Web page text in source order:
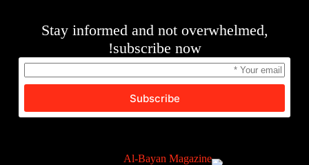
Stay informed and not overwhelmed,
subscribe now!
Subscribe